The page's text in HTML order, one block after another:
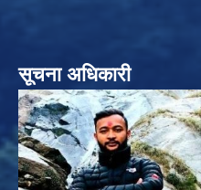
सूचना अधिकारी